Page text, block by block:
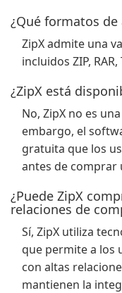
¿Qué formatos
ZipX admite una
incluidos ZIP, RAR,
¿ZipX está
No, ZipX no es
embargo, el
gratuita que los
antes de comprar
¿Puede ZipX
relaciones de
Sí, ZipX utiliza
que permite a los
con altas
mantienen la